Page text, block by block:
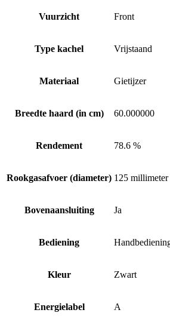
Vuurzicht Front
Type kachel Vrijstaand
Materiaal Gietijzer
Breedte haard (in cm) 60.000000
Rendement 78.6 %
Rookgasafvoer (diameter) 125 millimeter
Bovenaansluiting Ja
Bediening
Kleur Zwart
Energielabel A